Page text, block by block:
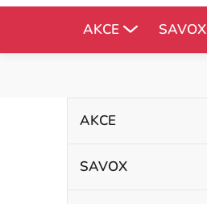
AKCE SAVOX
P
kategorie
AKCE
SAVOX